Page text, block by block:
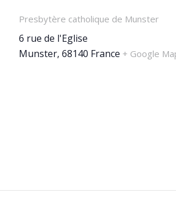
Presbytère catholique de Munster
6 rue de l'Eglise
Munster, 68140 France + Google